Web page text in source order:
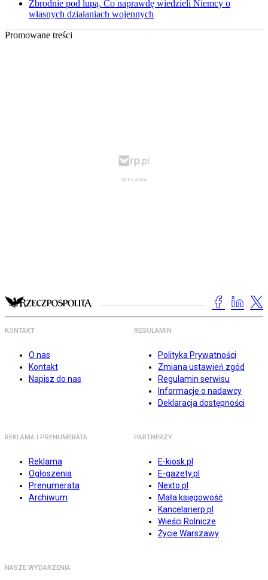
Zbrodnie pod lupą. Co naprawdę wiedzieli Niemcy o
własnych działaniach wojennych
Promowane treści
KONTAKT
O nas
Kontakt
Napisz do nas
REGULAMIN
Polityka Prywatności
Zmiana ustawień zgód
Regulamin serwisu
Informacje o nadawcy
Deklaracja dostępności
REKLAMA I PRENUMERATA
Reklama
Ogłoszenia
Prenumerata
Archiwum
PARTNERZY
E-kiosk.pl
E-gazety.pl
Nexto.pl
Mała księgowość
Kancelarierp.pl
Wieści Rolnicze
Życie Warszawy
NASZE WYDARZENIA